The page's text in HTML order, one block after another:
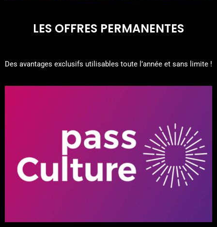
LES OFFRES PERMANENTES
Des avantages exclusifs utilisables toute l’année et sans limite !